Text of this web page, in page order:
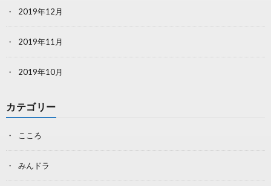
2019年12月
2019年11月
2019年10月
カテゴリー
こころ
みんドラ